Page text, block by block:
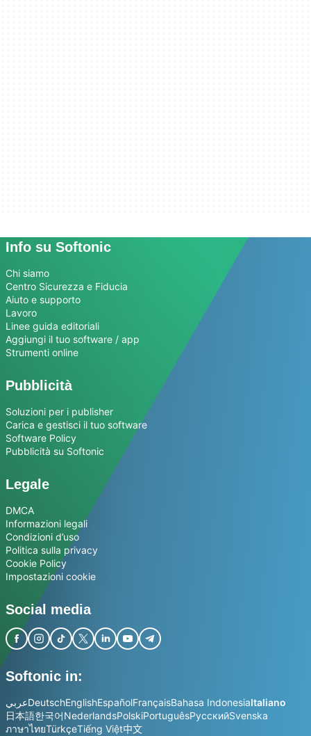
Info su Softonic
Chi siamo
Centro Sicurezza e Fiducia
Aiuto e supporto
Lavoro
Linee guida editoriali
Aggiungi il tuo software / app
Strumenti online
Pubblicità
Soluzioni per i publisher
Carica e gestisci il tuo software
Software Policy
Pubblicità su Softonic
Legale
DMCA
Informazioni legali
Condizioni d’uso
Politica sulla privacy
Cookie Policy
Impostazioni cookie
Social media
Softonic in:
عربيDeutschEnglishEspañolFrançaisBahasa IndonesiaItaliano
日本語한국어NederlandsPolskiPortuguêsРусскийSvenska
ภาษาไทยTürkçeTiếng Việt中文